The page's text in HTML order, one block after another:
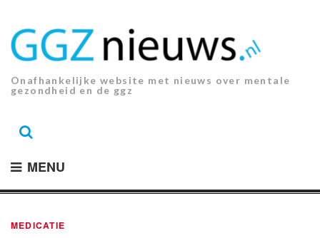
inhoud.
Onafhankelijke website met nieuws over mentale
gezondheid en de ggz
MENU
MEDICATIE